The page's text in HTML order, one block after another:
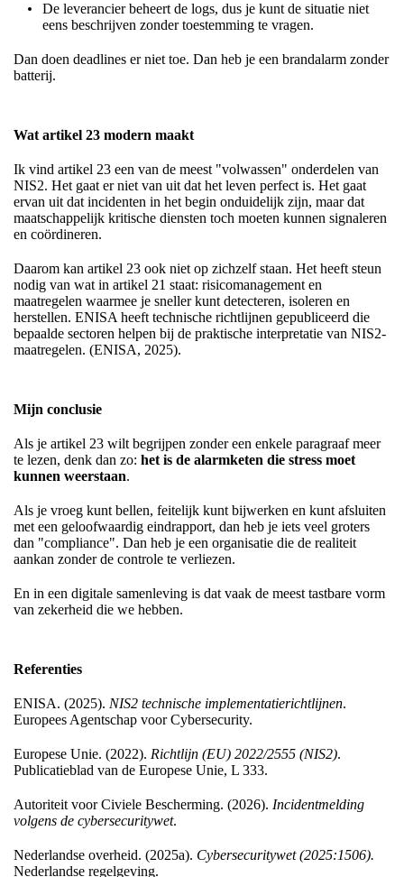
De leverancier beheert de logs, dus je kunt de situatie niet
eens beschrijven zonder toestemming te vragen.
Dan doen deadlines er niet toe. Dan heb je een brandalarm zonder
batterij.
Wat artikel 23 modern maakt
Ik vind artikel 23 een van de meest "volwassen" onderdelen van
NIS2. Het gaat er niet van uit dat het leven perfect is. Het gaat
ervan uit dat incidenten in het begin onduidelijk zijn, maar dat
maatschappelijk kritische diensten toch moeten kunnen signaleren
en coördineren.
Daarom kan artikel 23 ook niet op zichzelf staan. Het heeft steun
nodig van wat in artikel 21 staat: risicomanagement en
maatregelen waarmee je sneller kunt detecteren, isoleren en
herstellen. ENISA heeft technische richtlijnen gepubliceerd die
bepaalde sectoren helpen bij de praktische interpretatie van NIS2-
maatregelen. (ENISA, 2025).
Mijn conclusie
Als je artikel 23 wilt begrijpen zonder een enkele paragraaf meer
te lezen, denk dan zo: het is de alarmketen die stress moet
kunnen weerstaan.
Als je vroeg kunt bellen, feitelijk kunt bijwerken en kunt afsluiten
met een geloofwaardig eindrapport, dan heb je iets veel groters
dan "compliance". Dan heb je een organisatie die de realiteit
aankan zonder de controle te verliezen.
En in een digitale samenleving is dat vaak de meest tastbare vorm
van zekerheid die we hebben.
Referenties
ENISA. (2025). NIS2 technische implementatierichtlijnen.
Europees Agentschap voor Cybersecurity.
Europese Unie. (2022). Richtlijn (EU) 2022/2555 (NIS2).
Publicatieblad van de Europese Unie, L 333.
Autoriteit voor Civiele Bescherming. (2026). Incidentmelding
volgens de cybersecuritywet.
Nederlandse overheid. (2025a). Cybersecuritywet (2025:1506).
Nederlandse regelgeving.